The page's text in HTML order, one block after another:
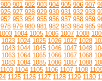
900 901 902 903 904 905 906 907
926 927 928 929 930 931 932 933
952 953 954 955 956 957 958 959
978 979 980 981 982 983 984 985
1004 1005 1006 1007 1008
1023 1024 1025 1026 1027 1028
1043 1044 1045 1046 1047 1048
1063 1064 1065 1066 1067 1068
1083 1084 1085 1086 1087 1088
1103 1104 1105 1106 1107 1108
1125 1126 1127 1128 1129 1130